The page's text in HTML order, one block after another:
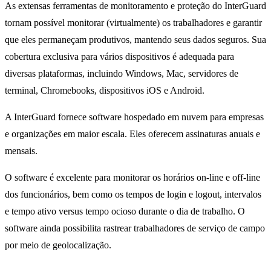
As extensas ferramentas de monitoramento e proteção do InterGuard
tornam possível monitorar (virtualmente) os trabalhadores e garantir
que eles permaneçam produtivos, mantendo seus dados seguros. Sua
cobertura exclusiva para vários dispositivos é adequada para
diversas plataformas, incluindo Windows, Mac, servidores de
terminal, Chromebooks, dispositivos iOS e Android.
A InterGuard fornece software hospedado em nuvem para empresas
e organizações em maior escala. Eles oferecem assinaturas anuais e
mensais.
O software é excelente para monitorar os horários on-line e off-line
dos funcionários, bem como os tempos de login e logout, intervalos
e tempo ativo versus tempo ocioso durante o dia de trabalho. O
software ainda possibilita rastrear trabalhadores de serviço de campo
por meio de geolocalização.